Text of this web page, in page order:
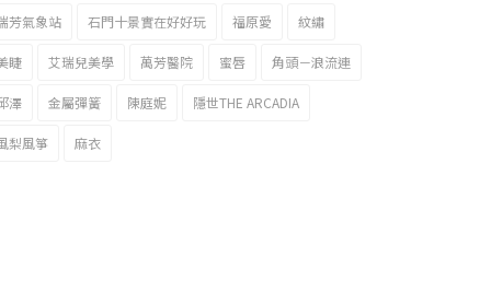
芳氣象站 石門十景實在好好玩 福原愛 紋繡
睫 艾瑞兒美學 萬芳醫院 蜜唇 角頭－浪流連
澤 金屬彈簧 陳庭妮 隱世THE ARCADIA
梨風箏 麻衣